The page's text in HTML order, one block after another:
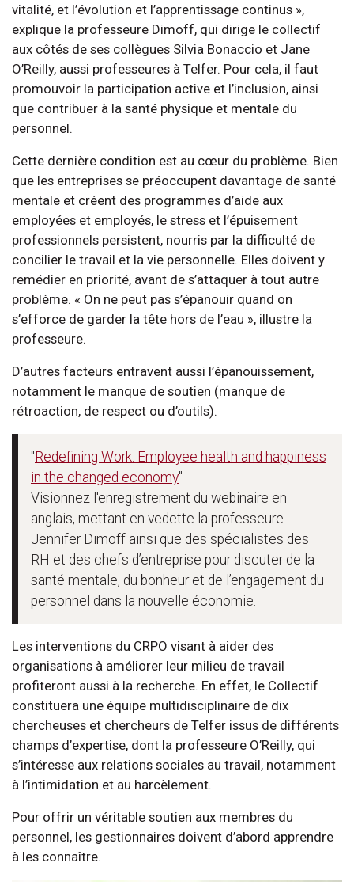
vitalité, et l’évolution et l’apprentissage continus »,
explique la professeure Dimoff, qui dirige le collectif
aux côtés de ses collègues Silvia Bonaccio et Jane
O’Reilly, aussi professeures à Telfer. Pour cela, il faut
promouvoir la participation active et l’inclusion, ainsi
que contribuer à la santé physique et mentale du
personnel.
Cette dernière condition est au cœur du problème. Bien
que les entreprises se préoccupent davantage de santé
mentale et créent des programmes d’aide aux
employées et employés, le stress et l’épuisement
professionnels persistent, nourris par la difficulté de
concilier le travail et la vie personnelle. Elles doivent y
remédier en priorité, avant de s’attaquer à tout autre
problème. « On ne peut pas s’épanouir quand on
s’efforce de garder la tête hors de l’eau », illustre la
professeure.
D’autres facteurs entravent aussi l’épanouissement,
notamment le manque de soutien (manque de
rétroaction, de respect ou d’outils).
"Redefining Work: Employee health and happiness
in the changed economy"
Visionnez l'enregistrement du webinaire en
anglais, mettant en vedette la professeure
Jennifer Dimoff ainsi que des spécialistes des
RH et des chefs d’entreprise pour discuter de la
santé mentale, du bonheur et de l’engagement du
personnel dans la nouvelle économie.
Les interventions du CRPO visant à aider des
organisations à améliorer leur milieu de travail
profiteront aussi à la recherche. En effet, le Collectif
constituera une équipe multidisciplinaire de dix
chercheuses et chercheurs de Telfer issus de différents
champs d’expertise, dont la professeure O’Reilly, qui
s’intéresse aux relations sociales au travail, notamment
à l’intimidation et au harcèlement.
Pour offrir un véritable soutien aux membres du
personnel, les gestionnaires doivent d’abord apprendre
à les connaître.